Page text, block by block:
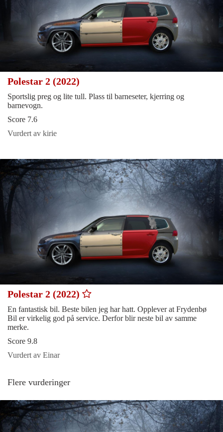
Polestar 2 (2022)
Sportslig preg og lite tull. Plass til barneseter, kjerring og
barnevogn.
Score 7.6
Vurdert av kirie
Polestar 2 (2022)
En fantastisk bil. Beste bilen jeg har hatt. Opplever at Frydenbø
Bil er virkelig god på service. Derfor blir neste bil av samme
merke.
Score 9.8
Vurdert av Einar
Flere vurderinger